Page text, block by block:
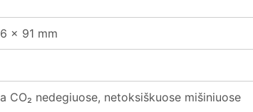
x 91 mm
CO₂ nedegiuose, netoksiškuose mišiniuose